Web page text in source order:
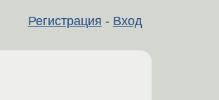
Регистрация - Вход